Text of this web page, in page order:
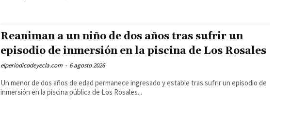
Reaniman a un niño de dos años tras sufrir un
episodio de inmersión en la piscina de Los Rosales
elperiodicodeyecla.com - 6 agosto 2026
Un menor de dos años de edad permanece ingresado y estable tras sufrir un episodio de
inmersión en la piscina pública de Los Rosales...